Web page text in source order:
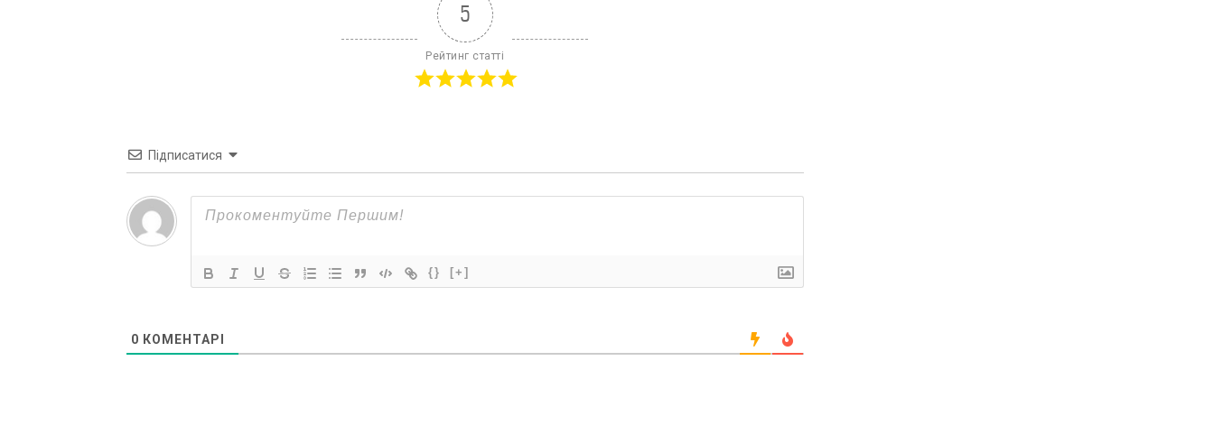
5
Рейтинг статті
Підписатися
{} [+]
0 КОМЕНТАРІ